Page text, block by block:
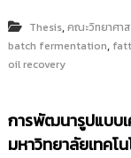
Thesis,คณะวิทยาศา
batch fermentation,
oil recovery
การพัฒนารูปแบบเ
มหาวิทยาลัยเทคโ